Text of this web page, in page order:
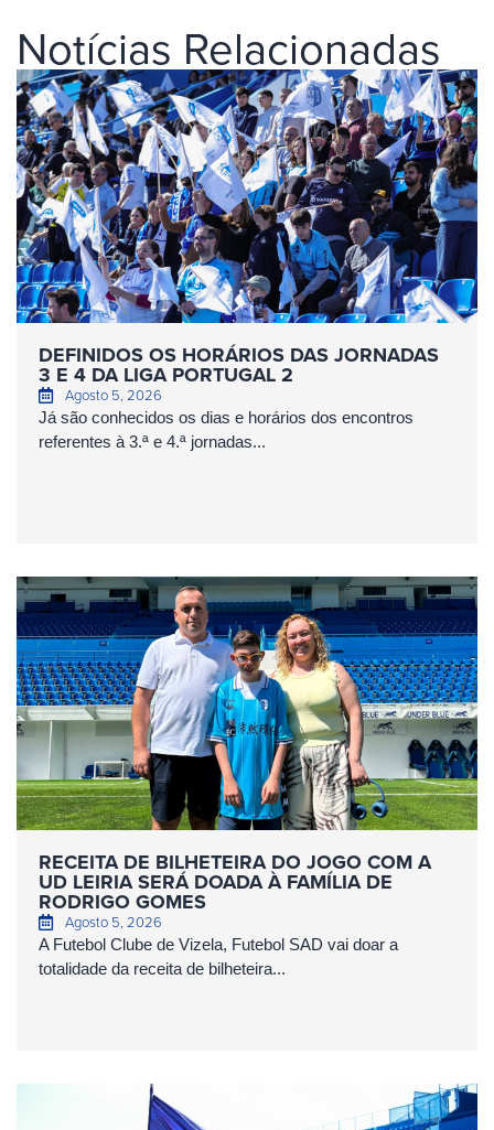
Notícias Relacionadas
DEFINIDOS OS HORÁRIOS DAS JORNADAS
3 E 4 DA LIGA PORTUGAL 2
Agosto 5, 2026
Já são conhecidos os dias e horários dos encontros
referentes à 3.ª e 4.ª jornadas...
RECEITA DE BILHETEIRA DO JOGO COM A
UD LEIRIA SERÁ DOADA À FAMÍLIA DE
RODRIGO GOMES
Agosto 5, 2026
A Futebol Clube de Vizela, Futebol SAD vai doar a
totalidade da receita de bilheteira...